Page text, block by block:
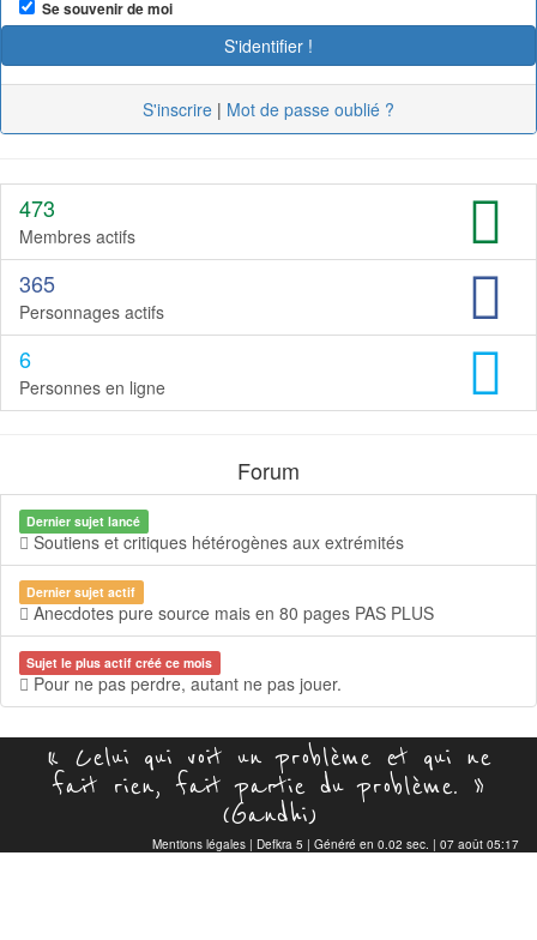
Se souvenir de moi
S'inscrire | Mot de passe oublié ?
473
Membres actifs
365
Personnages actifs
6
Personnes en ligne
Forum
Dernier sujet lancé
Soutiens et critiques hétérogènes aux extrémités
Dernier sujet actif
Anecdotes pure source mais en 80 pages PAS PLUS
Sujet le plus actif créé ce mois
Pour ne pas perdre, autant ne pas jouer.
« Celui qui voit un problème et qui ne
fait rien, fait partie du problème. »
(Gandhi)
Mentions légales | Defkra 5 | Généré en 0.02 sec. | 07 août 05:17